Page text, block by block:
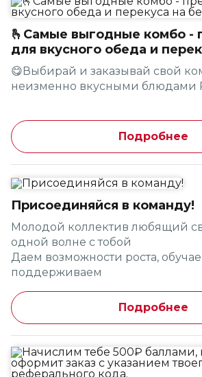
❤️ Пиццы 23 см на выбор*
❤️ Пиццу одного вкуса
❤️ Следующую пиццу выносим,
предыдущая уже съедена
❤️ Коробка и вынос из
предусмотрены
Срок проведения по 31.12.26,
изменить сроки проведения
списываются, начисляются
*Пиццы 23 см участвующие в
Пепперони - острый мед,
Халяль, Биг Чикен, Гавайская,
Любители Пепперони,
Халяль, Джульетта, Курица с
Американа Фреш, Четыре сыра,
Пепперони, Супер Пепперони
Европейская, Цыпленок с
азиатски, Супер грибная,
Экстра, Цыпленок Ранч.
🫰Самые выгодные комбо -
для вкусного обеда и
😋Выбирай и заказывай свой
неизменно вкусными блюдами
Подробнее
Присоединяйся в команду!
Молодой коллектив любящий
одной волне с тобой
Даем возможности роста,
поддерживаем
Подберем максимально
Скорее приходи к нам в команду
Подробнее